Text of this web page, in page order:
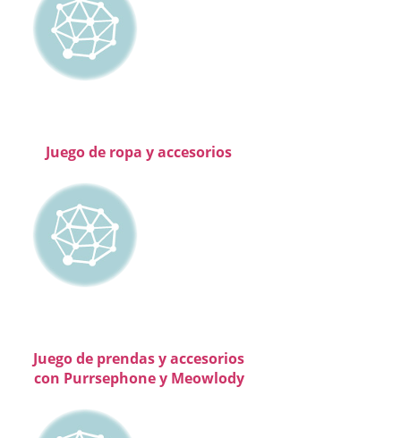
Juego de ropa y accesorios
Juego de prendas y accesorios
con Purrsephone y Meowlody